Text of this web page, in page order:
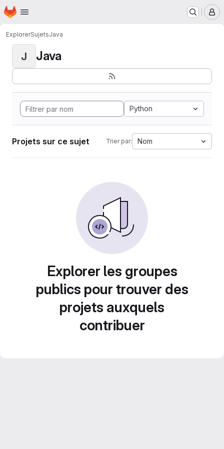
Passer au contenu principal
Page d'accueil
ExplorerSujetsJava
J Java
Python
Projets sur ce sujet Trier par: Nom
Explorer les groupes
publics pour trouver des
projets auxquels
contribuer